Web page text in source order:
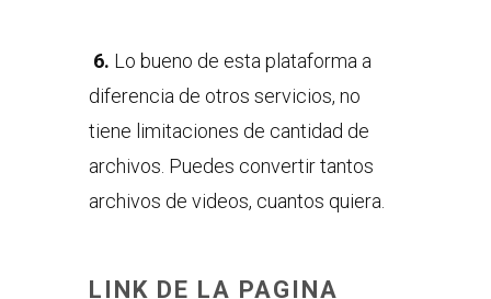
6. Lo bueno de esta plataforma a
diferencia de otros servicios, no
tiene limitaciones de cantidad de
archivos. Puedes convertir tantos
archivos de videos, cuantos quiera.
LINK DE LA PAGINA